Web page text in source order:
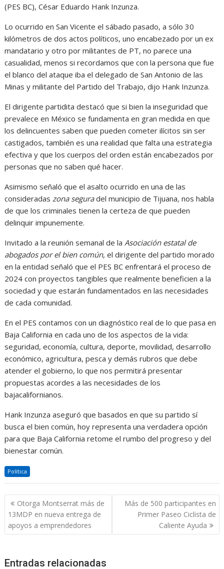
(PES BC), César Eduardo Hank Inzunza.
Lo ocurrido en San Vicente el sábado pasado, a sólo 30
kilómetros de dos actos políticos, uno encabezado por un ex
mandatario y otro por militantes de PT, no parece una
casualidad, menos si recordamos que con la persona que fue
el blanco del ataque iba el delegado de San Antonio de las
Minas y militante del Partido del Trabajo, dijo Hank Inzunza.
El dirigente partidita destacó que si bien la inseguridad que
prevalece en México se fundamenta en gran medida en que
los delincuentes saben que pueden cometer ilícitos sin ser
castigados, también es una realidad que falta una estrategia
efectiva y que los cuerpos del orden están encabezados por
personas que no saben qué hacer.
Asimismo señaló que el asalto ocurrido en una de las
consideradas zona seguradel municipio de Tijuana,nos habla
de que los criminales tienen la certeza de que pueden
delinquir impunemente.
Invitado a la reunión semanal de la Asociación estatal de
abogados por el bien común, el dirigente del partido morado
en la entidad señaló que el PES BC enfrentará el proceso de
2024 con proyectos tangibles que realmente beneficien a la
sociedad y que estarán fundamentados en las necesidades
de cada comunidad.
En el PES contamos con un diagnóstico real de lo que pasa en
Baja California en cada uno de los aspectos de la vida:
seguridad, economía, cultura, deporte, movilidad, desarrollo
económico, agricultura, pesca y demás rubros que debe
atender el gobierno, lo que nos permitirá presentar
propuestas acordes a las necesidades de los
bajacalifornianos.
Hank Inzunza aseguró que basados en que su partido sí
busca el bien común, hoy representa una verdadera opción
para que Baja California retome el rumbo del progreso y del
bienestar común.
Política
Navegación
de
entradas
Otorga Montserrat más de
13MDP en nueva entrega de
apoyos a emprendedores
Más de 500 participantes en
Primer Paseo Ciclista de
Caliente Ayuda
Entradas relacionadas